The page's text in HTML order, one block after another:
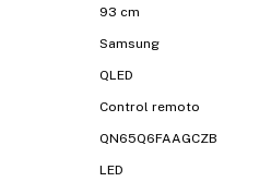
93 cm
Samsung
QLED
Control remoto
QN65Q6FAAGCZB
LED